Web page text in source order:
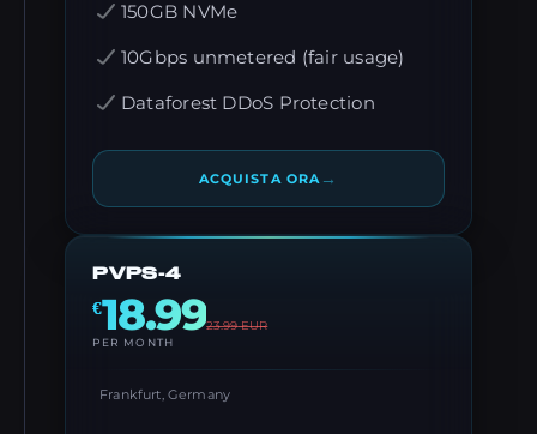
150GB NVMe
10Gbps unmetered (fair usage)
Dataforest DDoS Protection
ACQUISTA ORA →
PVPS-4
€18.9923.99EUR
PER MONTH
Frankfurt, Germany